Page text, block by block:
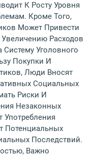
К Росту Уровня
Кроме Того,
Может Привести
Расходов
Уголовного
Покупки И
Люди Вносят
Социальных
Риски И
Незаконных
Потенциальных
Последствий.
Важно